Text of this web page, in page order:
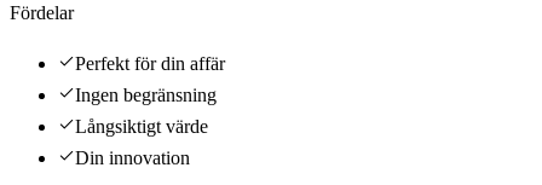
Fördelar
Perfekt för din affär
Ingen begränsning
Långsiktigt värde
Din innovation